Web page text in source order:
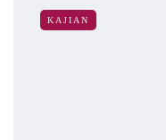
KAJIAN